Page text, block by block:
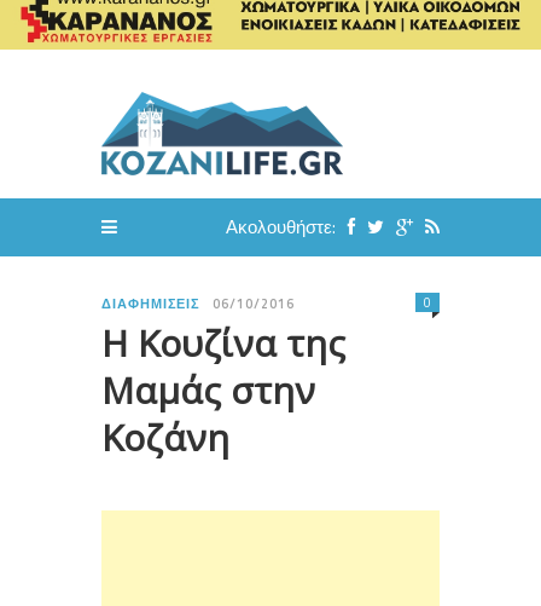
Ακολουθήστε:
ΔΙΑΦΗΜΊΣΕΙΣ 06/10/2016
Η Κουζίνα της
Μαμάς στην
Κοζάνη
0